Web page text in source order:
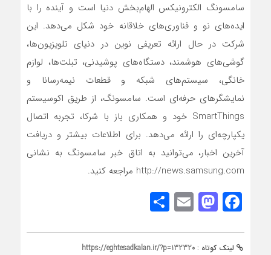
سامسونگ الكترونيكس الهام‌بخش دنیا است و آينده را با
ايده‌های نو و فناوري‌هاي خلاقانه خود شكل مي‌دهد. این
شرکت در حال ارائه تعریفی نوین در دنیای تلویزیون‌ها،
گوشی‌های هوشمند، دستگاه‌های پوشیدنی، تبلت‌ها، لوازم
خانگی، سیستم‌های شبکه و قطعات نیمه‌رسانا و
نمایشگرهای حرفه‌ای است. سامسونگ، از طریق اکوسیستم
SmartThings خود و همکاری باز با شرکا، تجربه اتصال
یکپارچه‌ای را ارائه می‌دهد. برای اطلاعات بیشتر و دریافت
آخرین اخبار، می‌توانید به اتاق خبر سامسونگ به نشانی
http://news.samsung.com مراجعه کنید.
Facebook
Mastodon
Email
لینک کوتاه : https://eghtesadkalan.ir/?p=132320